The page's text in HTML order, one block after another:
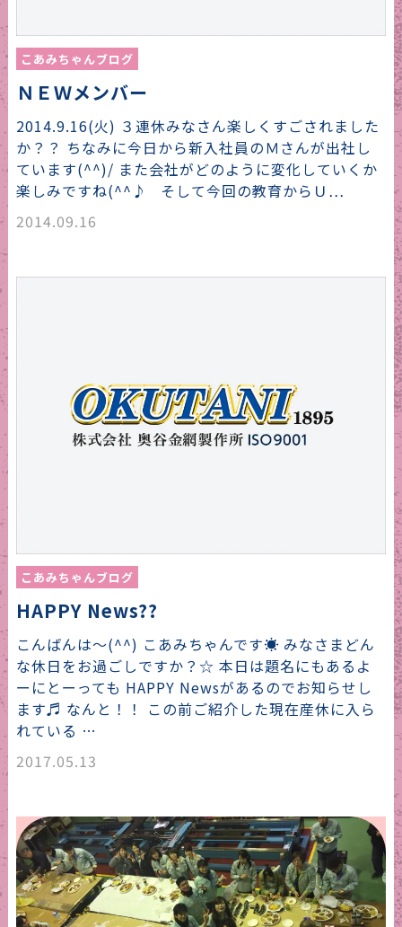
こあみちゃんブログ
ＮＥＷメンバー
2014.9.16(火) ３連休みなさん楽しくすごされました
か？？ ちなみに今日から新入社員のＭさんが出社し
ています(^^)/ また会社がどのように変化していくか
楽しみですね(^^♪ そして今回の教育からＵ…
2014.09.16
こあみちゃんブログ
HAPPY News??
こんばんは〜(^^) こあみちゃんです☀️ みなさまどん
な休日をお過ごしですか？☆ 本日は題名にもあるよ
ーにとーっても HAPPY Newsがあるのでお知らせし
ます♬ なんと！！ この前ご紹介した現在産休に入ら
れている …
2017.05.13